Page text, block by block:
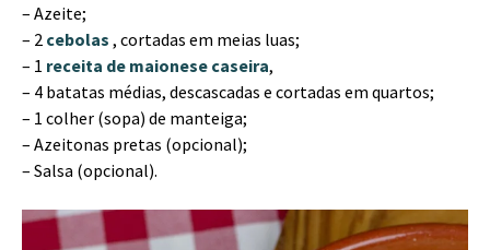
– Azeite;
– 2 cebolas , cortadas em meias luas;
– 1 receita de maionese caseira,
– 4 batatas médias, descascadas e cortadas em quartos;
– 1 colher (sopa) de manteiga;
– Azeitonas pretas (opcional);
– Salsa (opcional).